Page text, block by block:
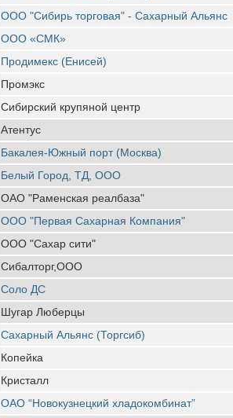
ООО "Сибирь торговая" - Сахарный Альянс
ООО «СМК»
Продимекс (Енисей)
Промэкс
Сибирский крупяной центр
Атентус
Бакалея-Южный порт (Москва)
Белый Город, ТД, ООО
ОАО "Раменская реалбаза"
ООО "Первая Сахарная Компания"
ООО "Сахар сити"
Сибалторг,ООО
Соло ДС
Шугар Люберцы
Сахарный Альянс (Торгсиб)
Копейка
Кристалл
ОАО “Новокузнецкий хладокомбинат”